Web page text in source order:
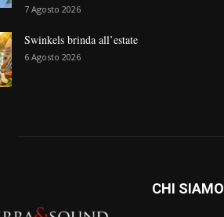
7 Agosto 2026
Swinkels brinda all’estate
6 Agosto 2026
CHI SIAMO